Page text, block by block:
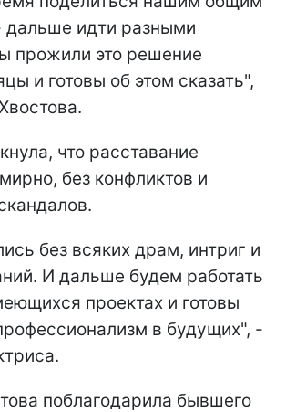
идти разными
прожили это решение
и готовы об этом сказать",
что расставание
без конфликтов и
без всяких драм, интриг и
И дальше будем работать
проектах и готовы
в будущих", -
поблагодарила бывшего